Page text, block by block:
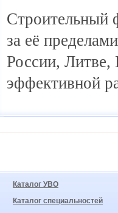
Строительный
за её
России, Литве,
эффективной
Каталог УВО
Каталог специальностей